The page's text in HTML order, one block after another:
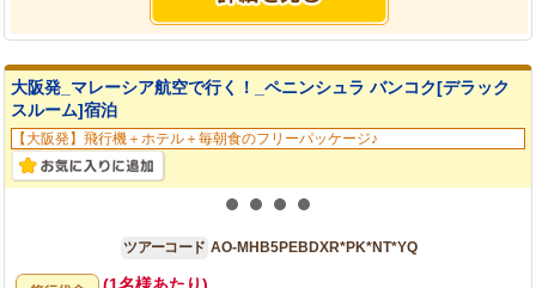
大阪発_マレーシア航空で行く！_ペニンシュラ バンコク[デラック
スルーム]宿泊
【大阪発】飛行機＋ホテル＋毎朝食のフリーパッケージ♪
ツアーコード AO-MHB5PEBDXR*PK*NT*YQ
(1名様あたり)